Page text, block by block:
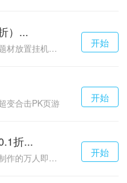
开始
）...
与战争策略结合的游戏
开始
变合击PK页游
开始
折...
即时战斗SLG三国手游